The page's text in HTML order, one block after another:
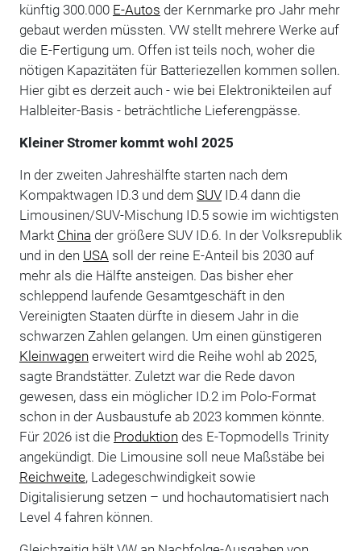
künftig 300.000 E-Autos der Kernmarke pro Jahr mehr
gebaut werden müssten. VW stellt mehrere Werke auf
die E-Fertigung um. Offen ist teils noch, woher die
nötigen Kapazitäten für Batteriezellen kommen sollen.
Hier gibt es derzeit auch - wie bei Elektronikteilen auf
Halbleiter-Basis - beträchtliche Lieferengpässe.
Kleiner Stromer kommt wohl 2025
In der zweiten Jahreshälfte starten nach dem
Kompaktwagen ID.3 und dem SUVID.4 dann die
Limousinen/SUV-Mischung ID.5 sowie im wichtigsten
Markt China der größere SUV ID.6. In der Volksrepublik
und in den USA soll der reine E-Anteil bis 2030 auf
mehr als die Hälfte ansteigen. Das bisher eher
schleppend laufende Gesamtgeschäft in den
Vereinigten Staaten dürfte in diesem Jahr in die
schwarzen Zahlen gelangen. Um einen günstigeren
Kleinwagen erweitert wird die Reihe wohl ab 2025,
sagte Brandstätter. Zuletzt war die Rede davon
gewesen, dass ein möglicher ID.2 im Polo-Format
schon in der Ausbaustufe ab 2023 kommen könnte.
Für 2026 ist die Produktion des E-Topmodells Trinity
angekündigt. Die Limousine soll neue Maßstäbe bei
Reichweite, Ladegeschwindigkeit sowie
Digitalisierung setzen – und hochautomatisiert nach
Level 4 fahren können.